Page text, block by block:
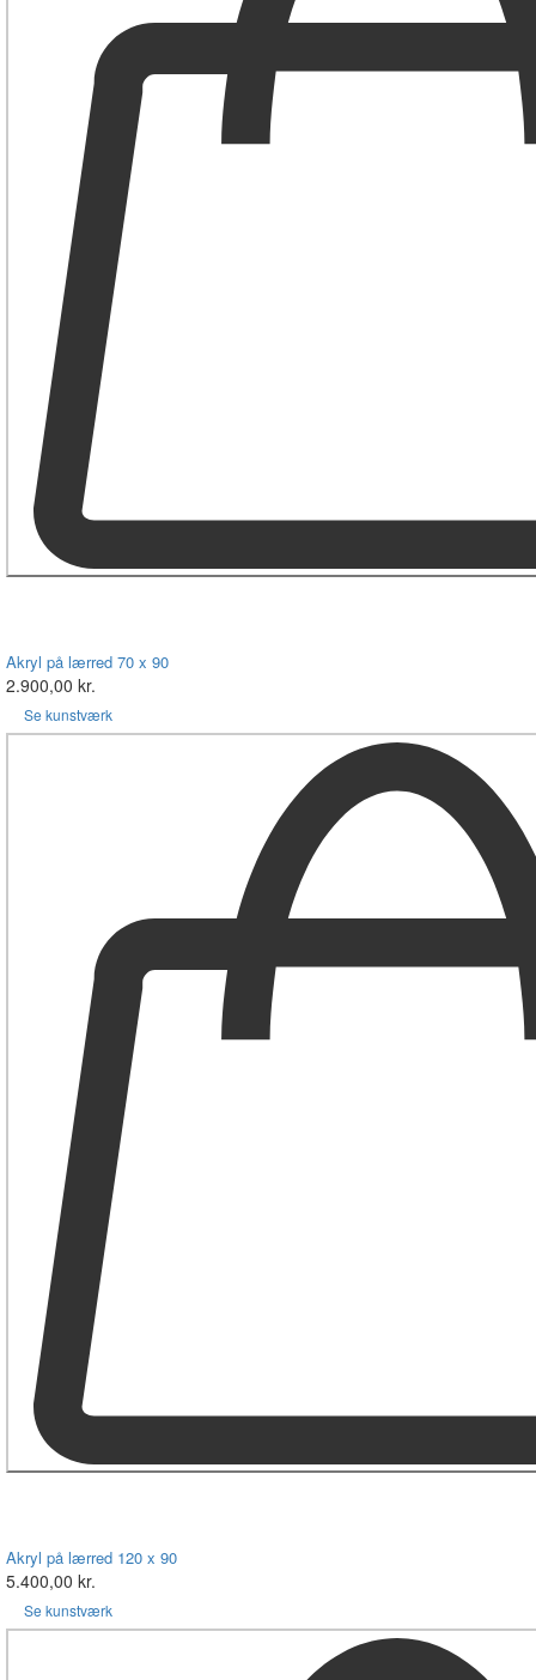
Akryl på lærred 70 x 90
2.900,00 kr.
Se kunstværk
Akryl på lærred 120 x 90
5.400,00 kr.
Se kunstværk